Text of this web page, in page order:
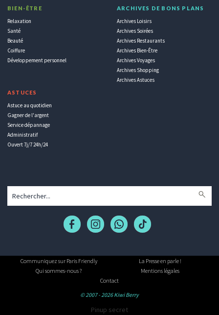
BIEN-ÊTRE
Relaxation
Santé
Beauté
Coiffure
Développement personnel
ASTUCES
Astuce au quotidien
Gagner de l'argent
Service dépannage
Administratif
Ouvert 7j/7 24h/24
ARCHIVES DE BONS PLANS
Archives Loisirs
Archives Soirées
Archives Restaurants
Archives Bien-Être
Archives Voyages
Archives Shopping
Archives Astuces
Communiquez sur Paris Friendly
La Presse en parle !
Qui sommes-nous ?
Mentions légales
Contact
© 2007 - 2026 Kiwi Berry
Pinup secret